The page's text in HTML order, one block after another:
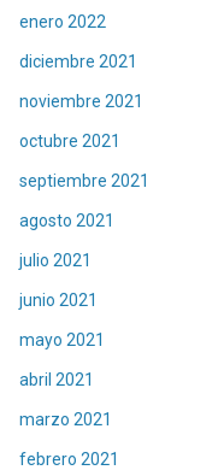
enero 2022
diciembre 2021
noviembre 2021
octubre 2021
septiembre 2021
agosto 2021
julio 2021
junio 2021
mayo 2021
abril 2021
marzo 2021
febrero 2021